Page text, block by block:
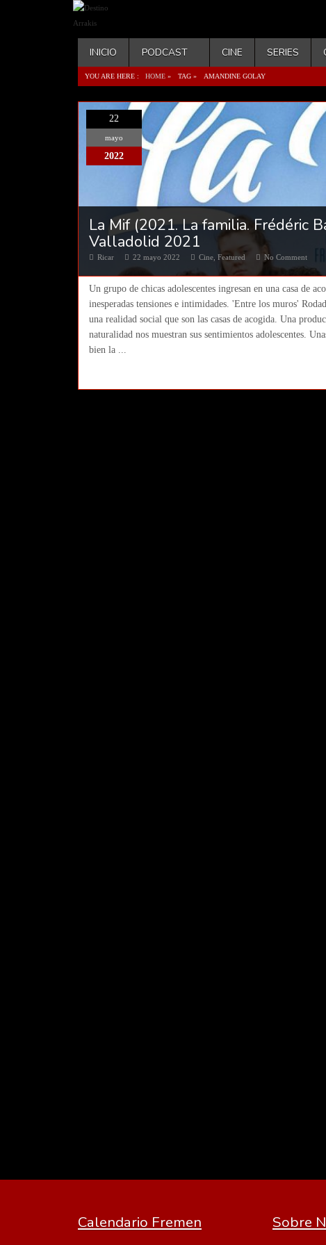
INICIO PODCAST CINE SERIES
YOU ARE HERE : HOME » TAG » AMANDINE GOLAY
22
mayo
2022
La Mif (2021. La familia. Frédéric
Valladolid 2021
Ricar 22 mayo 2022 Cine ,Featured No Comment
Un grupo de chicas adolescentes ingresan en una casa de
inesperadas tensiones e intimidades. 'Entre los muros'
una realidad social que son las casas de acogida. Una
naturalidad nos muestran sus sentimientos adolescentes.
bien la ...
Calendario Fremen Sobre